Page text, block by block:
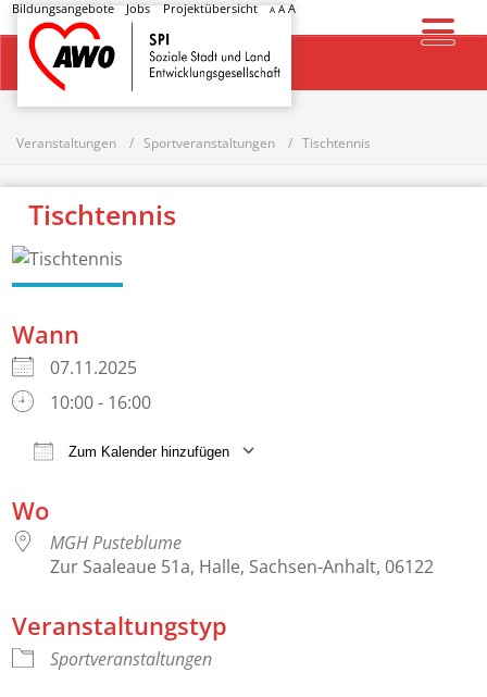
Bildungsangebote Jobs Projektübersicht A AA
Startseite
Veranstaltungen Sportveranstaltungen Tischtennis
Tischtennis
Wann
07.11.2025
10:00 - 16:00
Zum Kalender hinzufügen
Wo
MGH Pusteblume
Zur Saaleaue 51a, Halle, Sachsen-Anhalt, 06122
Veranstaltungstyp
Sportveranstaltungen